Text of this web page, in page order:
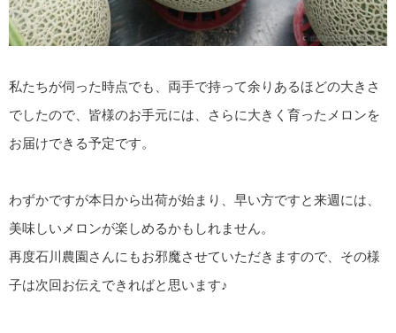
私たちが伺った時点でも、両手で持って余りあるほどの大きさ
でしたので、皆様のお手元には、さらに大きく育ったメロンを
お届けできる予定です。
わずかですが本日から出荷が始まり、早い方ですと来週には、
美味しいメロンが楽しめるかもしれません。
再度石川農園さんにもお邪魔させていただきますので、その様
子は次回お伝えできればと思います♪